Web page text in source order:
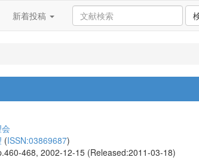
新着投稿
(ISSN:03869687)
468, 2002-12-15 (Released:2011-03-18)